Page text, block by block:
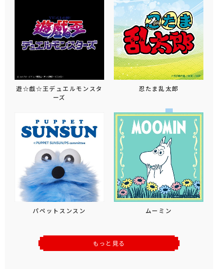
遊☆戯☆王デュエルモンスタ
ーズ
忍たま乱太郎
パペットスンスン ムーミン
もっと見る